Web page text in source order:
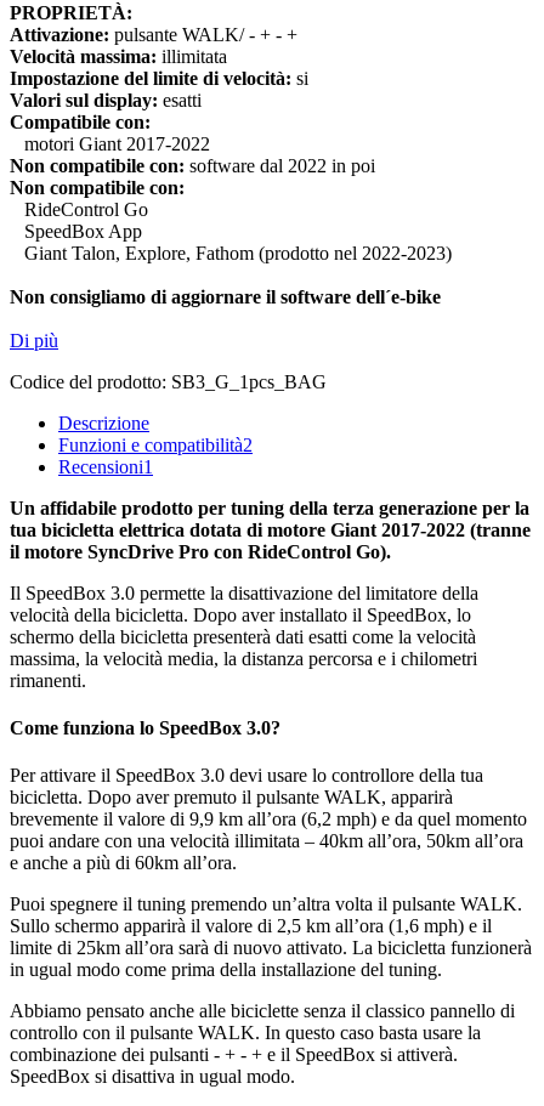
PROPRIETÀ:
Attivazione: pulsante WALK/ - + - +
Velocità massima: illimitata
Impostazione del limite di velocità: si
Valori sul display: esatti
Compatibile con:
motori Giant 2017-2022
Non compatibile con: software dal 2022 in poi
Non compatibile con:
RideControl Go
SpeedBox App
Giant Talon, Explore, Fathom (prodotto nel 2022-2023)
Non consigliamo di aggiornare il software dell´e-bike
Di più
Codice del prodotto: SB3_G_1pcs_BAG
Descrizione
Funzioni e compatibilità2
Recensioni1
Un affidabile prodotto per tuning della terza generazione per la
tua bicicletta elettrica dotata di motore Giant 2017-2022 (tranne
il motore SyncDrive Pro con RideControl Go).
Il SpeedBox 3.0 permette la disattivazione del limitatore della
velocità della bicicletta. Dopo aver installato il SpeedBox, lo
schermo della bicicletta presenterà dati esatti come la velocità
massima, la velocità media, la distanza percorsa e i chilometri
rimanenti.
Come funziona lo SpeedBox 3.0?
Per attivare il SpeedBox 3.0 devi usare lo controllore della tua
bicicletta. Dopo aver premuto il pulsante WALK, apparirà
brevemente il valore di 9,9 km all’ora (6,2 mph) e da quel momento
puoi andare con una velocità illimitata – 40km all’ora, 50km all’ora
e anche a più di 60km all’ora.
Puoi spegnere il tuning premendo un’altra volta il pulsante WALK.
Sullo schermo apparirà il valore di 2,5 km all’ora (1,6 mph) e il
limite di 25km all’ora sarà di nuovo attivato. La bicicletta funzionerà
in ugual modo come prima della installazione del tuning.
Abbiamo pensato anche alle biciclette senza il classico pannello di
controllo con il pulsante WALK. In questo caso basta usare la
combinazione dei pulsanti - + - + e il SpeedBox si attiverà.
SpeedBox si disattiva in ugual modo.